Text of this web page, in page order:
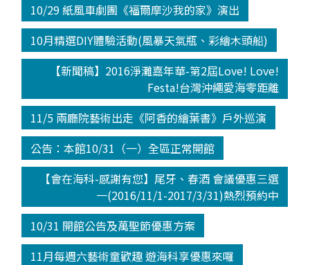
10/29 紙風車劇團《福爾摩沙我的家》演出
10月精選DIY體驗活動(風暴天氣瓶、彩繪木頭船)
【新聞稿】2016淨灘嘉年華-第2屆Love! Love!
Festa!台灣沖繩愛海零距離
11/5 兩廳院藝術出走《阿香的繪葉書》戶外巡演
公告：本館10/31（一）全區正常開館
【會在海科-感謝有您】尾牙、春酒 會議優惠三選
一(2016/11/1-2017/3/31)熱烈預約中
10/31 開館公告及萬聖節優惠方案
11月每週六藝術童歡趣 遊海科享優惠來囉